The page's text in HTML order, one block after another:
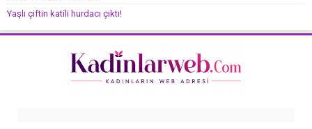
Yaşlı çiftin katili hurdacı çıktı!